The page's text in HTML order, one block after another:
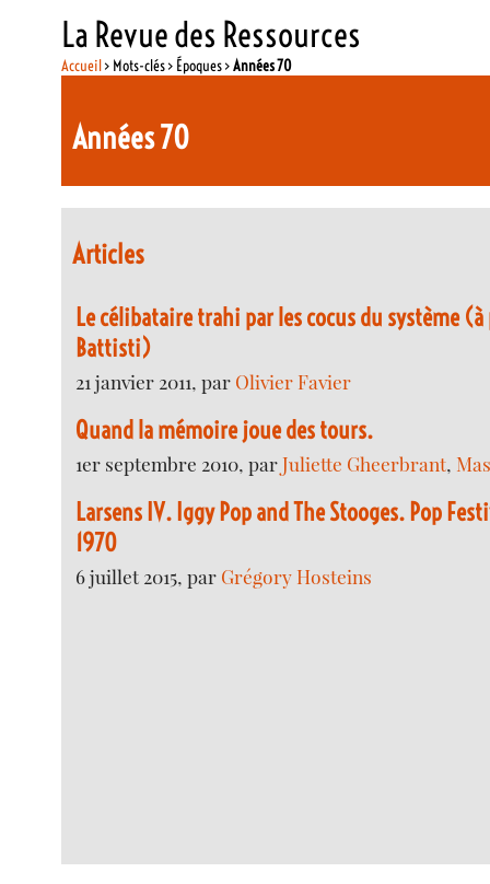
La Revue des Ressources
Accueil> Mots-clés > Époques >Années 70
Années 70
Articles
Le célibataire trahi par les cocus du système (à
Battisti)
21 janvier 2011, par Olivier Favier
Quand la mémoire joue des tours.
1er septembre 2010, parJuliette Gheerbrant,
Larsens IV. Iggy Pop and The Stooges. Pop
1970
6 juillet 2015, par Grégory Hosteins